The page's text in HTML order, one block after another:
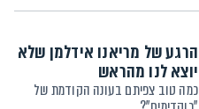
הרגע של מריאנו אידלמן שלא
יוצא לנו מהראש
כמה טוב צפיתם בעונה הקודמת של